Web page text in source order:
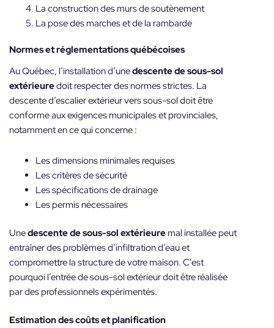
La construction des murs de soutènement
La pose des marches et de la rambarde
Normes et réglementations québécoises
Au Québec, l’installation d’unedescente de sous-sol
extérieuredoit respecter des normes strictes. La
descente d’escalier extérieur vers sous-sol doit être
conforme aux exigences municipales et provinciales,
notamment en ce qui concerne :
Les dimensions minimales requises
Les critères de sécurité
Les spécifications de drainage
Les permis nécessaires
Unedescente de sous-sol extérieuremal installée peut
entraîner des problèmes d’infiltration d’eau et
compromettre la structure de votre maison. C’est
pourquoi l’entrée de sous-sol extérieur doit être réalisée
par des professionnels expérimentés.
Estimation des coûts et planification